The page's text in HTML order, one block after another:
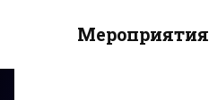
Мероприятия